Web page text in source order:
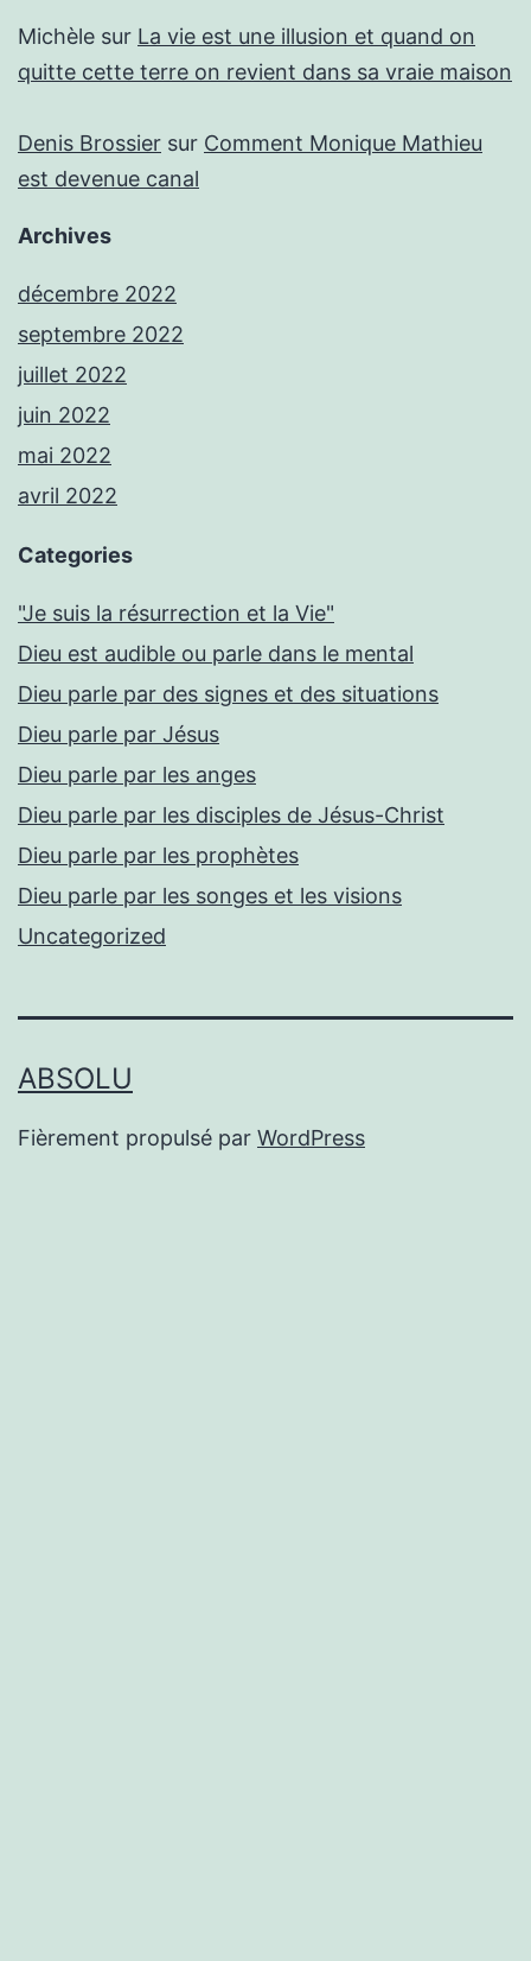
Michèle sur La vie est une illusion et quand on
quitte cette terre on revient dans sa vraie maison
Denis Brossier sur Comment Monique Mathieu
est devenue canal
Archives
décembre 2022
septembre 2022
juillet 2022
juin 2022
mai 2022
avril 2022
Categories
"Je suis la résurrection et la Vie"
Dieu est audible ou parle dans le mental
Dieu parle par des signes et des situations
Dieu parle par Jésus
Dieu parle par les anges
Dieu parle par les disciples de Jésus-Christ
Dieu parle par les prophètes
Dieu parle par les songes et les visions
Uncategorized
ABSOLU
Fièrement propulsé par WordPress